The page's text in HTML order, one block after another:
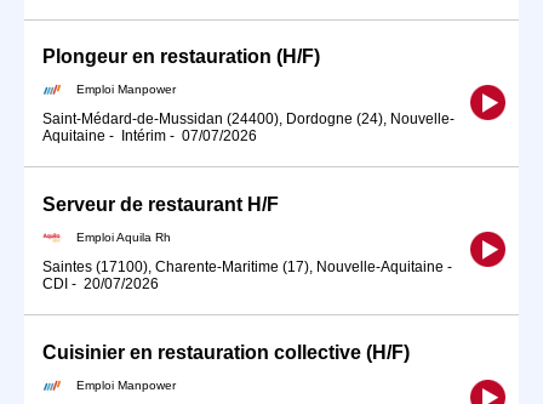
Plongeur en restauration (H/F)
Emploi Manpower
Saint-Médard-de-Mussidan (24400), Dordogne (24), Nouvelle-
Aquitaine - Intérim - 07/07/2026
Serveur de restaurant H/F
Emploi Aquila Rh
Saintes (17100), Charente-Maritime (17), Nouvelle-Aquitaine -
CDI - 20/07/2026
Cuisinier en restauration collective (H/F)
Emploi Manpower